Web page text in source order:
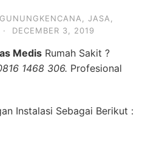
GUNUNGKENCANA JASA
· DECEMBER 3, 2019
Medis Rumah Sakit ?
1468 306. Profesional
Instalasi Sebagai Berikut :